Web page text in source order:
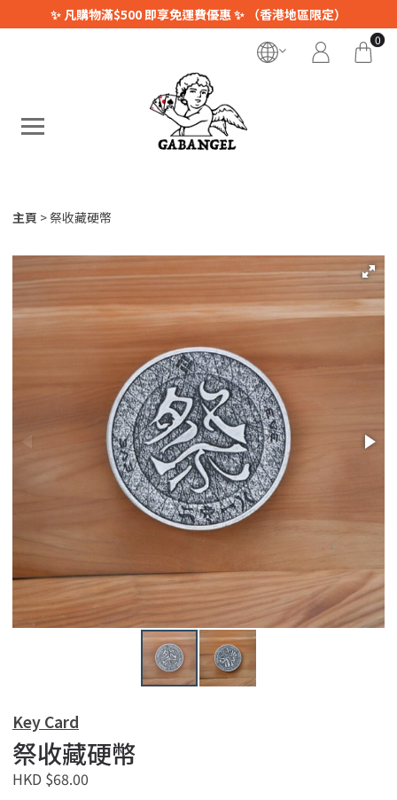
✨ 凡購物滿$500 即享免運費優惠 ✨ （香港地區限定）
0
主頁 祭收藏硬幣
Key Card
祭收藏硬幣
HKD $68.00